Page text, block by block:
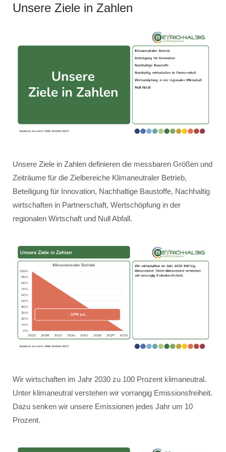
Unsere Ziele in Zahlen
Unsere Ziele in Zahlen definieren die messbaren Größen und
Zeiträume für die Zielbereiche Klimaneutraler Betrieb,
Beteiligung für Innovation, Nachhaltige Baustoffe, Nachhaltig
wirtschaften in Partnerschaft, Wertschöpfung in der
regionalen Wirtschaft und Null Abfall.
Wir wirtschaften im Jahr 2030 zu 100 Prozent klimaneutral.
Unter klimaneutral verstehen wir vorrangig Emissionsfreiheit.
Dazu senken wir unsere Emissionen jedes Jahr um 10
Prozent.